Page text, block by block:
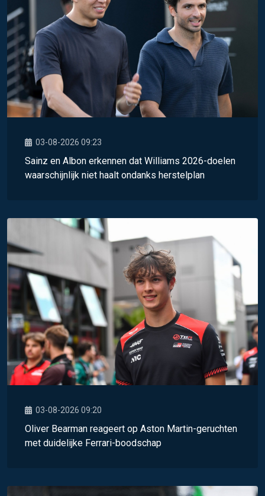
03-08-2026 09:23
Sainz en Albon erkennen dat Williams 2026-doelen
waarschijnlijk niet haalt ondanks herstelplan
03-08-2026 09:20
Oliver Bearman reageert op Aston Martin-geruchten
met duidelijke Ferrari-boodschap